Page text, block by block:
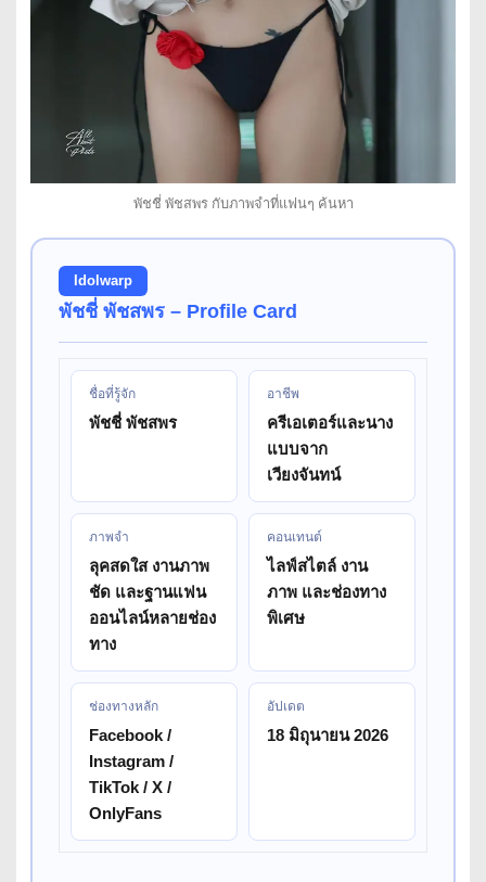
พัชชี่ พัชสพร กับภาพจำที่แฟนๆ ค้นหา
Idolwarp
พัชชี่ พัชสพร – Profile Card
ชื่อที่รู้จัก
พัชชี่ พัชสพร
อาชีพ
ครีเอเตอร์และนาง
แบบจาก
เวียงจันทน์
ภาพจำ
ลุคสดใส งานภาพ
ชัด และฐานแฟน
ออนไลน์หลายช่อง
ทาง
คอนเทนต์
ไลฟ์สไตล์ งาน
ภาพ และช่องทาง
พิเศษ
ช่องทางหลัก
Facebook /
Instagram /
TikTok / X /
OnlyFans
อัปเดต
18 มิถุนายน 2026